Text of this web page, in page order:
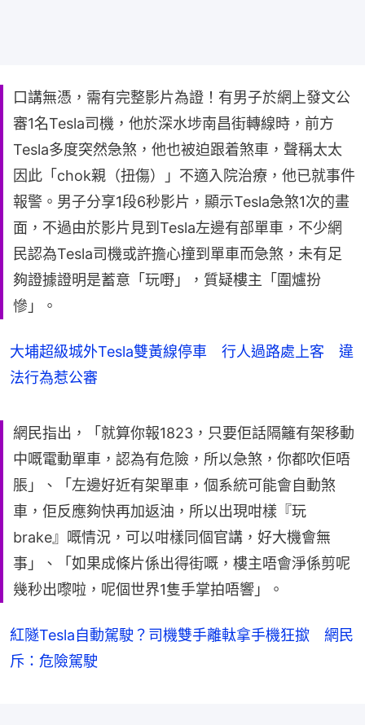
口講無憑，需有完整影片為證！有男子於網上發文公
審1名Tesla司機，他於深水埗南昌街轉線時，前方
Tesla多度突然急煞，他也被迫跟着煞車，聲稱太太
因此「chok親（扭傷）」不適入院治療，他已就事件
報警。男子分享1段6秒影片，顯示Tesla急煞1次的畫
面，不過由於影片見到Tesla左邊有部單車，不少網
民認為Tesla司機或許擔心撞到單車而急煞，未有足
夠證據證明是蓄意「玩嘢」，質疑樓主「圍爐扮
慘」。
大埔超級城外Tesla雙黃線停車 行人過路處上客 違
法行為惹公審
網民指出，「就算你報1823，只要佢話隔籬有架移動
中嘅電動單車，認為有危險，所以急煞，你都吹佢唔
脹」、「左邊好近有架單車，個系統可能會自動煞
車，佢反應夠快再加返油，所以出現咁樣『玩
brake』嘅情況，可以咁樣同個官講，好大機會無
事」、「如果成條片係出得街嘅，樓主唔會淨係剪呢
幾秒出嚟啦，呢個世界1隻手掌拍唔響」。
紅隧Tesla自動駕駛？司機雙手離軚拿手機狂撳 網民
斥：危險駕駛